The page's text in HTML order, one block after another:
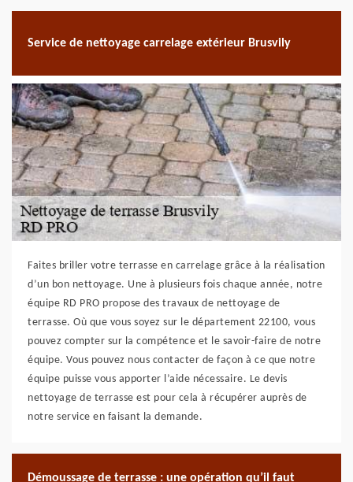
Service de nettoyage carrelage extérieur Brusvily
Faites briller votre terrasse en carrelage grâce à la réalisation
d’un bon nettoyage. Une à plusieurs fois chaque année, notre
équipe RD PRO propose des travaux de nettoyage de
terrasse. Où que vous soyez sur le département 22100, vous
pouvez compter sur la compétence et le savoir-faire de notre
équipe. Vous pouvez nous contacter de façon à ce que notre
équipe puisse vous apporter l’aide nécessaire. Le devis
nettoyage de terrasse est pour cela à récupérer auprès de
notre service en faisant la demande.
Démoussage de terrasse : une opération qu’il faut